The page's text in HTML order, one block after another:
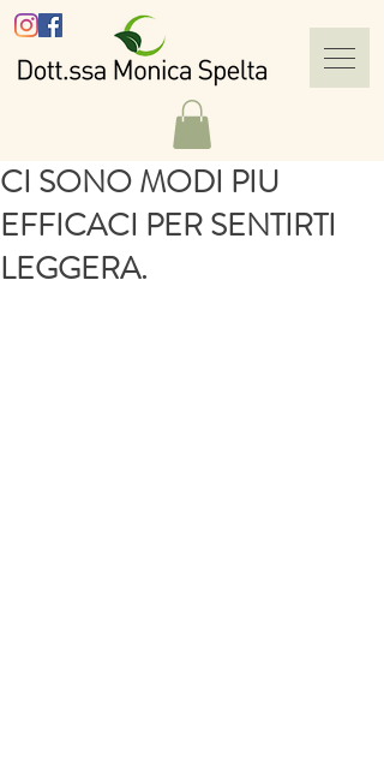
CI SONO MODI PIU
EFFICACI PER SENTIRTI
LEGGERA.